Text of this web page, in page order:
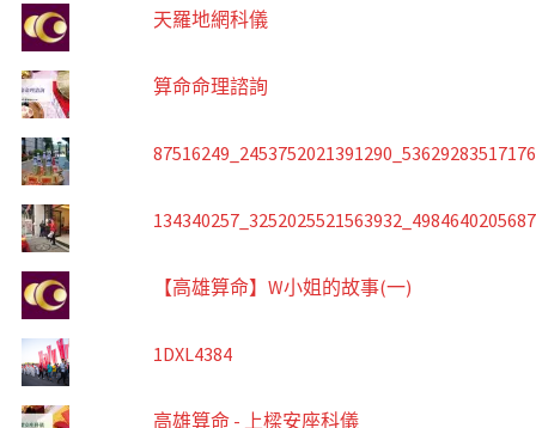
天羅地網科儀
算命命理諮詢
【高雄算命】W小姐的故事(一)
1DXL4384
高雄算命 - 上樑安座科儀